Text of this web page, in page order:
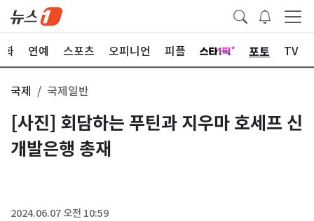
화 연예 스포츠 오피니언 피플 포토 TV
국제 국제일반
[사진] 회담하는 푸틴과 지우마 호세프 신
개발은행 총재
2024.06.07 오전 10:59